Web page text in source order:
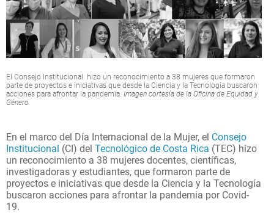
El Consejo Institucional hizo un reconocimiento a 38 mujeres que formaron
parte de proyectos e iniciativas que desde la Ciencia y la Tecnología buscaron
acciones para afrontar la pandemia. Imagen cortesía de la Oficina de Equidad y
Género.
En el marco del Día Internacional de la Mujer, el Consejo
Institucional (CI) del Tecnológico de Costa Rica (TEC) hizo
un reconocimiento a 38 mujeres docentes, científicas,
investigadoras y estudiantes, que formaron parte de
proyectos e iniciativas que desde la Ciencia y la Tecnología
buscaron acciones para afrontar la pandemia por Covid-
19.